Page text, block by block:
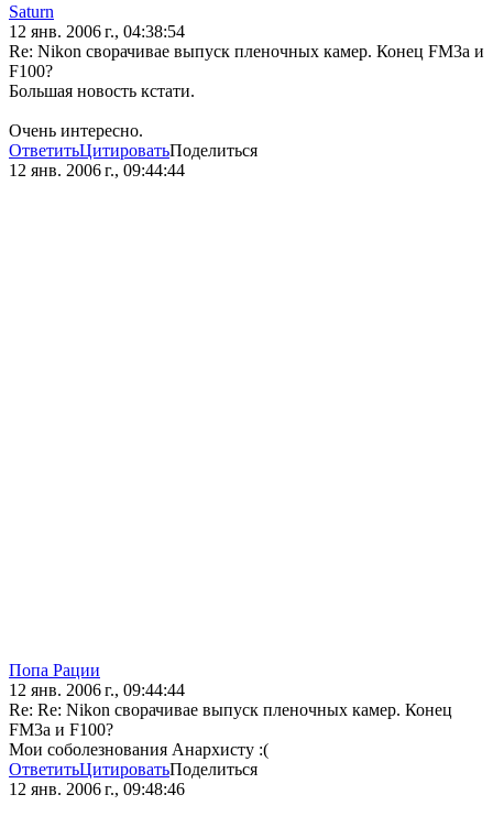
Saturn
12 янв. 2006 г., 04:38:54
Re: Nikon сворачивае выпуск пленочных камер. Конец FM3a и
F100?
Большая новость кстати.
Очень интересно.
ОтветитьЦитироватьПоделиться
12 янв. 2006 г., 09:44:44
Попа Рации
12 янв. 2006 г., 09:44:44
Re: Re: Nikon сворачивае выпуск пленочных камер. Конец
FM3a и F100?
Мои соболезнования Анархисту :(
ОтветитьЦитироватьПоделиться
12 янв. 2006 г., 09:48:46